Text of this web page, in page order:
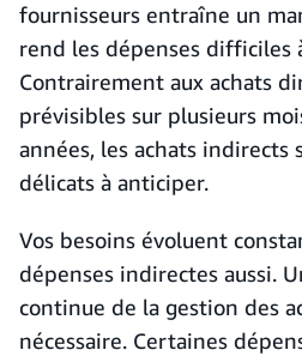
fournisseurs entraîne un
rend les dépenses difficiles
Contrairement aux achats
prévisibles sur plusieurs
années, les achats indirects
délicats à anticiper.
Vos besoins évoluent
dépenses indirectes aussi.
continue de la gestion des
nécessaire. Certaines